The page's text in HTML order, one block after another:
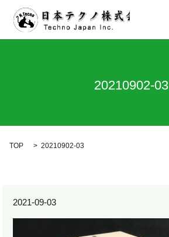
20210902-03
TOP 20210902-03
2021-09-03